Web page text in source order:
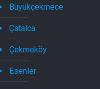
Büyükçekmece
Çatalca
Çekmeköy
Esenler